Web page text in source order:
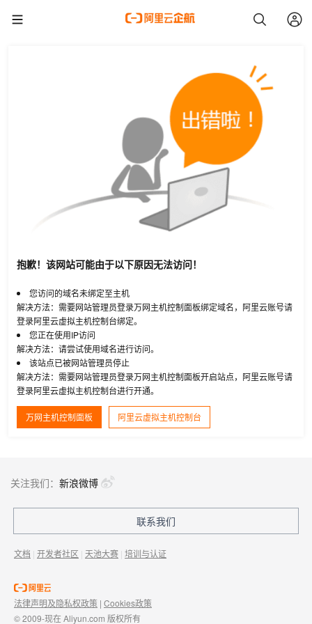
抱歉！该网站可能由于以下原因无法访问！
您访问的域名未绑定至主机
解决方法：需要网站管理员登录万网主机控制面板绑定域名，阿里云账号请
登录阿里云虚拟主机控制台绑定。
您正在使用IP访问
解决方法：请尝试使用域名进行访问。
该站点已被网站管理员停止
解决方法：需要网站管理员登录万网主机控制面板开启站点，阿里云账号请
登录阿里云虚拟主机控制台进行开通。
万网主机控制面板 阿里云虚拟主机控制台